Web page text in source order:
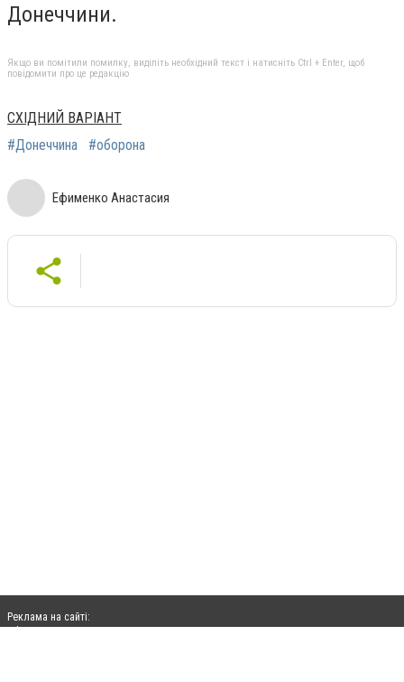
Донеччини.
Якщо ви помітили помилку, виділіть необхідний текст і натисніть Ctrl + Enter, щоб
повідомити про це редакцію
СХІДНИЙ ВАРІАНТ
#Донеччина
#оборона
Ефименко Анастасия
Реклама на сайті: